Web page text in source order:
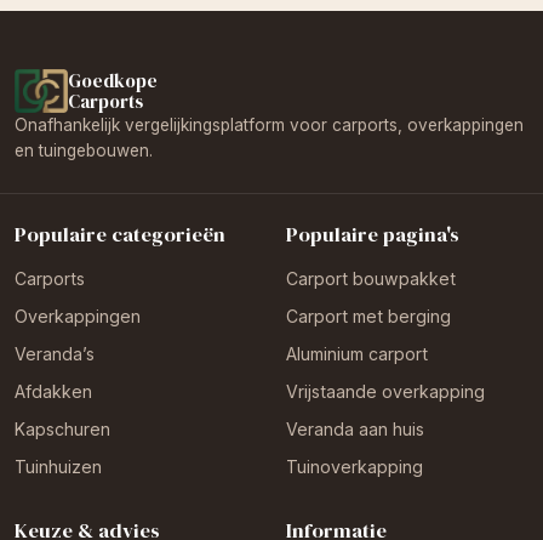
Goedkope
Carports
Onafhankelijk vergelijkingsplatform voor carports, overkappingen
en tuingebouwen.
Populaire categorieën
Carports
Overkappingen
Veranda’s
Afdakken
Kapschuren
Tuinhuizen
Populaire pagina's
Carport bouwpakket
Carport met berging
Aluminium carport
Vrijstaande overkapping
Veranda aan huis
Tuinoverkapping
Keuze & advies Informatie